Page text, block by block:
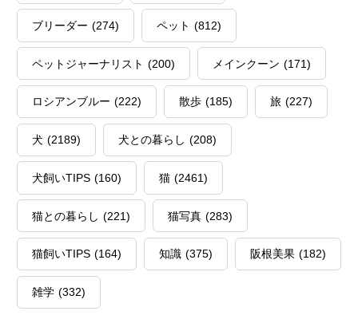
ブリーダー (274) ペット (812)
ペットジャーナリスト (200) メインクーン (171)
ロシアンブルー (222) 散歩 (185) 旅 (227)
犬 (2189) 犬との暮らし (208)
犬飼いTIPS (160) 猫 (2461)
猫との暮らし (221) 猫写真 (283)
猫飼いTIPS (164) 知識 (375) 阪根美果 (182)
雑学 (332)